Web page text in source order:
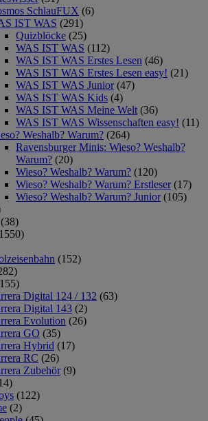
SchlauFUX (6)
IST WAS (291)
Quizblöcke (25)
WAS IST WAS (112)
WAS IST WAS Erstes Lesen (46)
WAS IST WAS Erstes Lesen easy! (21)
WAS IST WAS Junior (47)
WAS IST WAS Kids (4)
WAS IST WAS Meine Welt (36)
WAS IST WAS Wissenschaften easy! (11)
Weshalb? Warum? (264)
Ravensburger Minis: Wieso? Weshalb?
Warum? (20)
Wieso? Weshalb? Warum? (120)
Wieso? Weshalb? Warum? Erstleser (17)
Wieso? Weshalb? Warum? Junior (105)
(38)
(152)
Digital 124 / 132 (63)
Digital 143 (2)
Evolution (26)
GO (35)
Hybrid (17)
RC (26)
Zubehör (9)
(122)
(2)